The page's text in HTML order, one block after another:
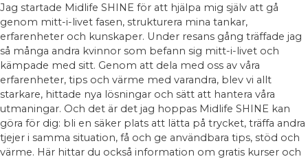
Jag startade Midlife SHINE för att hjälpa mig själv att gå
genom mitt-i-livet fasen, strukturera mina tankar,
erfarenheter och kunskaper. Under resans gång träffade jag
så många andra kvinnor som befann sig mitt-i-livet och
kämpade med sitt. Genom att dela med oss av våra
erfarenheter, tips och värme med varandra, blev vi allt
starkare, hittade nya lösningar och sätt att hantera våra
utmaningar. Och det är det jag hoppas Midlife SHINE kan
göra för dig: bli en säker plats att lätta på trycket, träffa andra
tjejer i samma situation, få och ge användbara tips, stöd och
värme. Här hittar du också information om gratis kurser och